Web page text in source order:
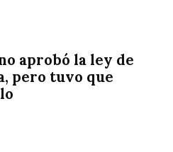
aprobó la ley de
pero tuvo que